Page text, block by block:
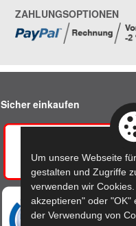
ZAHLUNGSOPTIONEN
Sicher einkaufen
Um unsere Webseite
gestalten und Zugriffe
verwenden wir
akzeptieren" oder "OK"
der Verwendung von